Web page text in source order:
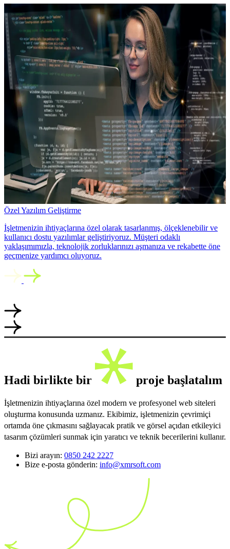
Özel Yazılım Geliştirme
İşletmenizin ihtiyaçlarına özel olarak tasarlanmış, ölçeklenebilir ve
kullanıcı dostu yazılımlar geliştiriyoruz. Müşteri odaklı
yaklaşımımızla, teknolojik zorluklarınızı aşmanıza ve rekabette öne
geçmenize yardımcı oluyoruz.
Hadi birlikte bir proje başlatalım
İşletmenizin ihtiyaçlarına özel modern ve profesyonel web siteleri
oluşturma konusunda uzmanız. Ekibimiz, işletmenizin çevrimiçi
ortamda öne çıkmasını sağlayacak pratik ve görsel açıdan etkileyici
tasarım çözümleri sunmak için yaratıcı ve teknik becerilerini kullanır.
Bizi arayın: 0850 242 2227
Bize e-posta gönderin: info@xmrsoft.com